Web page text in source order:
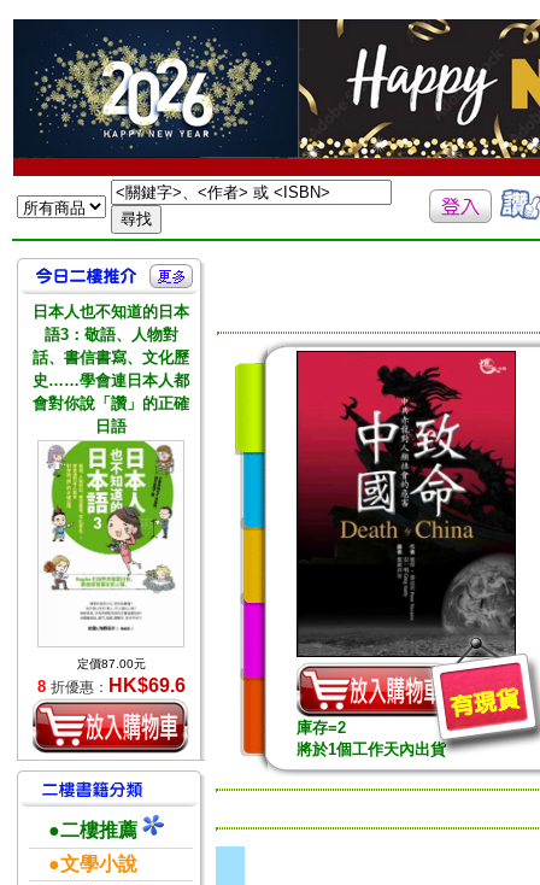
日本人也不知道的日本
語3：敬語、人物對
話、書信書寫、文化歷
史……學會連日本人都
會對你說「讚」的正確
日語
定價87.00元
8 折優惠： HK$69.6
●二樓推薦
●文學小說
庫存=2
將於1個工作天內出貨